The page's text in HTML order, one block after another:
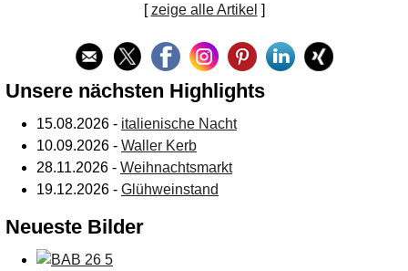
[zeige alle Artikel ]
Unsere nächsten Highlights
15.08.2026 - italienische Nacht
10.09.2026 - Waller Kerb
28.11.2026 - Weihnachtsmarkt
19.12.2026 - Glühweinstand
Neueste Bilder